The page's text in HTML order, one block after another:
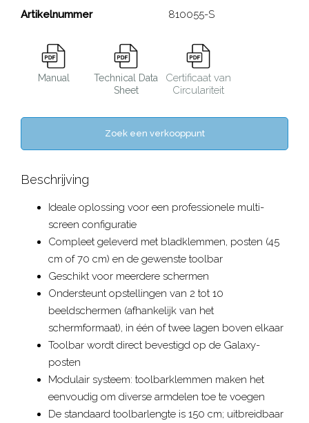
Artikelnummer
810055-S
Manual
Technical Data
Sheet
Certificaat van
Circulariteit
Zoek een verkooppunt
Beschrijving
Ideale oplossing voor een professionele multi-
screen configuratie
Compleet geleverd met bladklemmen, posten (45
cm of 70 cm) en de gewenste toolbar
Geschikt voor meerdere schermen
Ondersteunt opstellingen van 2 tot 10
beeldschermen (afhankelijk van het
schermformaat), in één of twee lagen boven elkaar
Toolbar wordt direct bevestigd op de Galaxy-
posten
Modulair systeem: toolbarklemmen maken het
eenvoudig om diverse armdelen toe te voegen
De standaard toolbarlengte is 150 cm; uitbreidbaar